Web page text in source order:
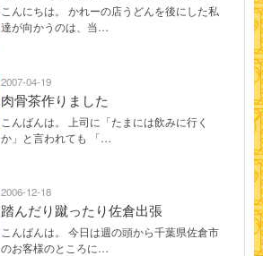
こんにちは。 かれーの店うどんを後にした私
達が向かうのは、当…
2007-04-19
肉骨茶作りました
こんばんは。 上司に「たまには飲みに行く
か」と言われても 「…
2006-12-18
踏んだり蹴ったり佐倉出張
こんばんは。 今日は週の頭から千葉県佐倉市
のお客様のところに…